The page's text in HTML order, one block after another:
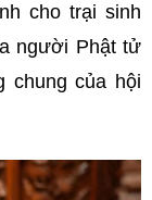
cho trại sinh
người Phật tử
chung của hội